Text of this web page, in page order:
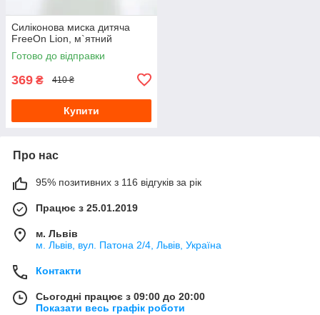
Силіконова миска дитяча
FreeOn Lion, м`ятний
Готово до відправки
369 ₴ 410 ₴
Купити
Про нас
95% позитивних з 116 відгуків за рік
Працює з 25.01.2019
м. Львів
м. Львів, вул. Патона 2/4, Львів, Україна
Контакти
Сьогодні працює з 09:00 до 20:00
Показати весь графік роботи